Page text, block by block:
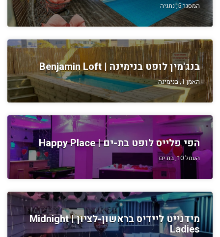
המסגר 5, נתניה
בנג'מין לופט בנימינה | Benjamin Loft
האמן 1, בנימינה
הפי פלייס לופט בת-ים | Happy Place
העמל 10, בת ים
מידנייט ליידיס בראשון-לציון | Midnight
Ladies